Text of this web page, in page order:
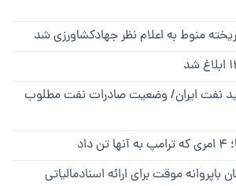
منوط به اعلام نظر جهادکشاورزی شد
تولید نفت ایران/ وضعیت صادرات نفت مطلوب
باپروانه موقت برای ارائه اسنادمالیاتی